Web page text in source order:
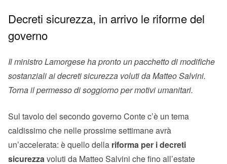
Decreti sicurezza, in arrivo le riforme del
governo
Il ministro Lamorgese ha pronto un pacchetto di modifiche
sostanziali ai decreti sicurezza voluti da Matteo Salvini.
Torna il permesso di soggiorno per motivi umanitari.
Sul tavolo del secondo governo Conte c’è un tema
caldissimo che nelle prossime settimane avrà
un’accelerata: è quello della riforma per i decreti
sicurezzavoluti da Matteo Salvini che fino all’estate